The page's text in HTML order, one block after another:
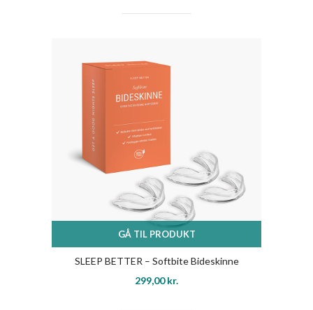
GÅ TIL PRODUKT
SLEEP BETTER – Softbite Bideskinne
299,00kr.